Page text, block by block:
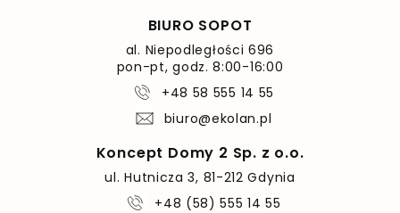
BIURO SOPOT
al. Niepodległości 696
pon-pt, godz. 8:00-16:00
+48 58 555 14 55
biuro@ekolan.pl
Koncept Domy 2 Sp. z o.o.
ul. Hutnicza 3, 81-212 Gdynia
+48 (58) 555 14 55